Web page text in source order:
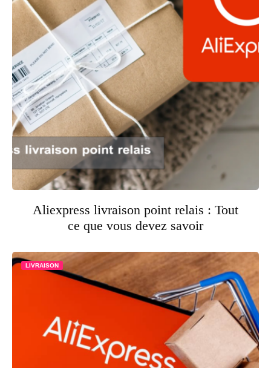
Aliexpress livraison point relais : Tout
ce que vous devez savoir
LIVRAISON